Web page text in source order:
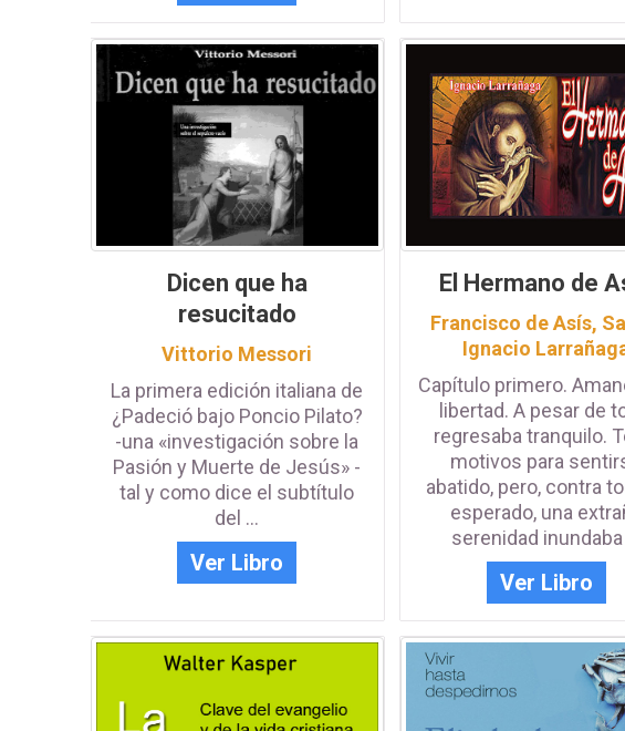
Dicen que ha
resucitado
Vittorio Messori
La primera edición italiana de
¿Padeció bajo Poncio Pilato?
-una «investigación sobre la
Pasión y Muerte de Jesús» -
tal y como dice el subtítulo
del ...
Ver Libro
El Hermano de
Francisco de Asís,
Ignacio
Capítulo primero.
libertad. A pesar de
regresaba tranquilo.
motivos para
abatido, pero, contra
esperado, una
serenidad inundaba
Ver Libro